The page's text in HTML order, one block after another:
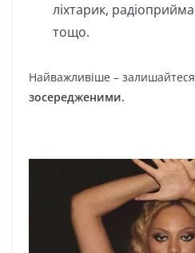
ліхтарик,
тощо.
Найважливіше – залишайтеся
зосередженими.